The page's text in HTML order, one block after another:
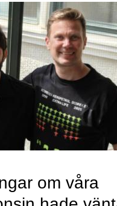
om våra